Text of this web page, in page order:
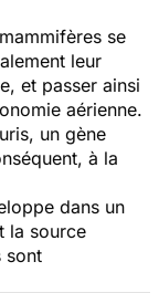
se
leur
et passer ainsi
aérienne.
un gène
à la
dans un
la source
sont